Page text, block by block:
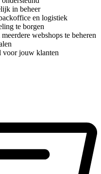
in beheer
en logistiek
te borgen
webshops te beheren
voor jouw klanten